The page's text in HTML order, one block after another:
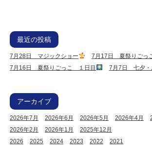
最近の投稿
7月28日 マジックショー
7月17日 夏祭りごっ
7月16日 夏祭りごっこ １日目
7月7日 七夕・
アーカイブ
2026年7月 2026年6月 2026年5月 2026年4月
2026年2月
2026年1月
2025年12月
2026
2025 2024 2023 2022 2021